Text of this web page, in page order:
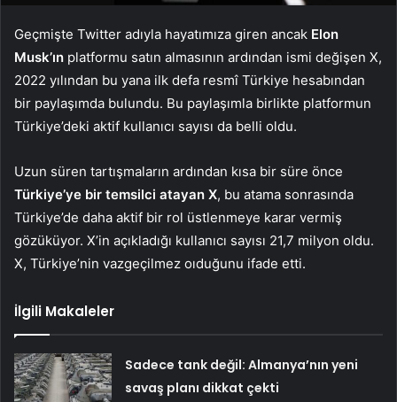
Geçmişte Twitter adıyla hayatımıza giren ancak Elon
Musk’ın platformu satın almasının ardından ismi değişen X,
2022 yılından bu yana ilk defa resmî Türkiye hesabından
bir paylaşımda bulundu. Bu paylaşımla birlikte platformun
Türkiye’deki aktif kullanıcı sayısı da belli oldu.
Uzun süren tartışmaların ardından kısa bir süre önce
Türkiye’ye bir temsilci atayan X, bu atama sonrasında
Türkiye’de daha aktif bir rol üstlenmeye karar vermiş
gözüküyor. X’in açıkladığı kullanıcı sayısı 21,7 milyon oldu.
X, Türkiye’nin vazgeçilmez oıduğunu ifade etti.
İlgili Makaleler
Sadece tank değil: Almanya’nın yeni
savaş planı dikkat çekti